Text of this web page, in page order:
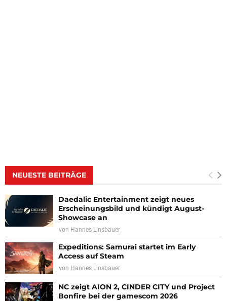
NEUESTE BEITRÄGE
Daedalic Entertainment zeigt neues
Erscheinungsbild und kündigt August-
Showcase an
von Hannes Linsbauer
Expeditions: Samurai startet im Early
Access auf Steam
von Hannes Linsbauer
NC zeigt AION 2, CINDER CITY und Project
Bonfire bei der gamescom 2026